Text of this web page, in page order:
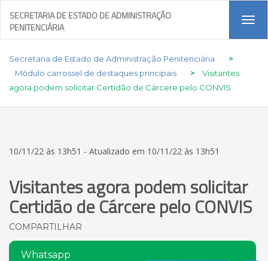
SECRETARIA DE ESTADO DE ADMINISTRAÇÃO
PENITENCIÁRIA
Secretaria de Estado de Administração Penitenciária
>
Módulo carrossel de destaques principais
>
Visitantes
agora podem solicitar Certidão de Cárcere pelo CONVIS
10/11/22 às 13h51 - Atualizado em 10/11/22 às 13h51
Visitantes agora podem solicitar
Certidão de Cárcere pelo CONVIS
COMPARTILHAR
Whatsapp